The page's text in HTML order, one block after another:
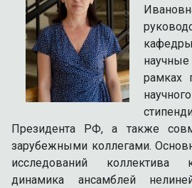
рамках
Президента РФ, а также
зарубежными коллегами.
исследований коллектива
динамика ансамблей